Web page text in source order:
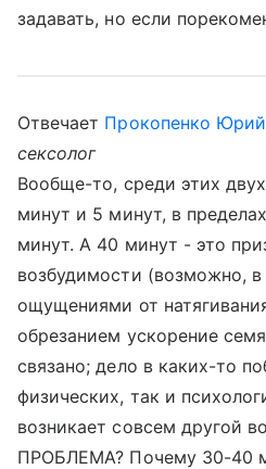
задавать, но если
Отвечает Прокопенко
сексолог
Вообще-то, среди этих
минут и 5 минут, в
минут. А 40 минут - это
возбудимости (возможно,
ощущениями от
обрезанием ускорение
связано; дело в каких-то
физических, так и
возникает совсем другой
ПРОБЛЕМА? Почему 30-40